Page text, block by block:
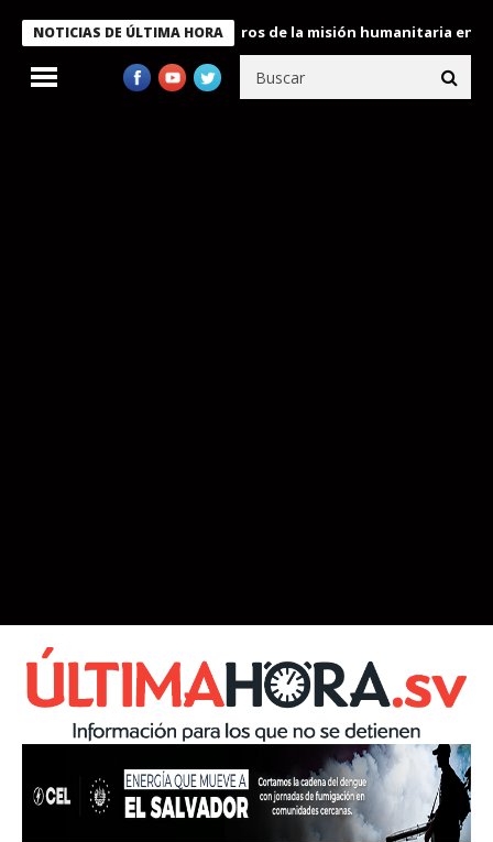
NOTICIAS DE ÚLTIMA HORA
Bukele condecora a miembros de la misión humanitaria enviada a